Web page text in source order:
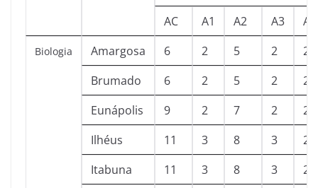
AC
A1 A2 A3
Biologia Amargosa 6 2 5 2
2
Brumado
6 2 5 2
2
Eunápolis
9 2 7 2
2
Ilhéus
11 3 8 3
2
Itabuna
11 3 8 3
2